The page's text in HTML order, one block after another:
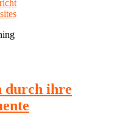
durch ihre